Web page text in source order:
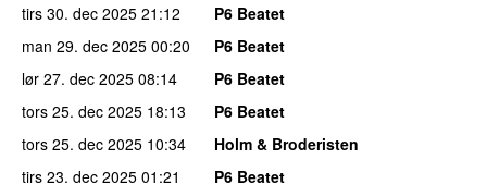
tirs 30. dec 2025 21:12
P6 Beatet
man 29. dec 2025 00:20
P6 Beatet
lør 27. dec 2025 08:14
P6 Beatet
tors 25. dec 2025 18:13
P6 Beatet
tors 25. dec 2025 10:34
Holm & Broderisten
tirs 23. dec 2025 01:21
P6 Beatet